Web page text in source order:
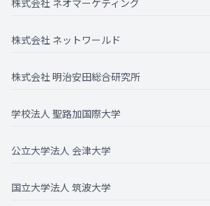
株式会社 ネオマーケティング
株式会社 ネットワールド
株式会社 明治安田総合研究所
学校法人 聖路加国際大学
公立大学法人 会津大学
国立大学法人 筑波大学